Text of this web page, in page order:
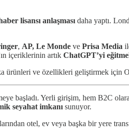
lisansı anlaşması daha yaptı.
, AP, Le Monde ve Prisa Media
içeriklerinin artık ChatGPT’yi
ürünleri ve özellikleri geliştirmek için
başladı. Yerli girişim, hem B2C
seyahat imkanı sunuyor.
otel, ev veya başka bir yere